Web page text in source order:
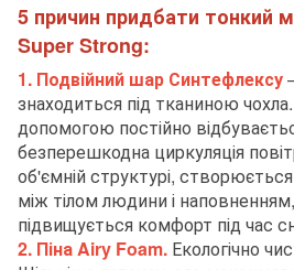
5 причин придбати тонкий
Super Strong:
1. Подвійний шар Синтефлексу
знаходиться під тканиною
допомогою постійно
безперешкодна циркуляція
об'ємній структурі,
між тілом людини і
підвищується комфорт під час
2. Піна Airy Foam. Екологічно